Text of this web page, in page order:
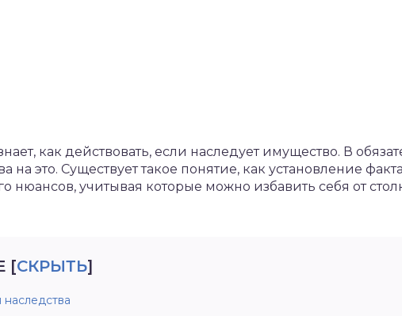
как действовать, если наследует имущество. В
на это. Существует такое понятие, как установление
нюансов, учитывая которые можно избавить себя от
[СКРЫТЬ]